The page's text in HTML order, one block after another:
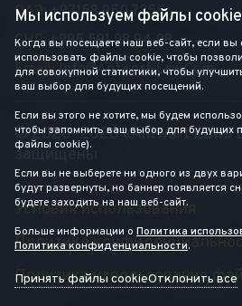
ОАЭ:+97158 950 7355
СНГ: +995 591 98 94 08
Email:Info@antwort-Law.com
© 2020–2026 «Antwort Law»
защищены
Условия использования
Политика
Политика использования
Мы используем файлы cookie
Когда вы посещаете наш веб-сайт, если
использовать файлы cookie, чтобы
для совокупной статистики, чтобы
ваш выбор для будущих посещений.
Если вы этого не хотите, мы будем
чтобы запомнить ваш выбор для будущих
файлы cookie).
Если вы не выберете ни одного из двух
будут развернуты, но баннер появляется
будете заходить на наш веб-сайт.
Больше информации о Политика
Политика конфиденциальности.
Принять файлы cookieОтклонить все